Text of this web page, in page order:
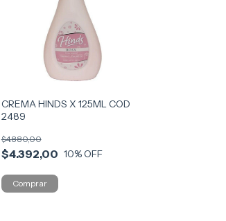
CREMA HINDS X 125ML COD
2489
$4.392,00
$4.880,00
10% OFF